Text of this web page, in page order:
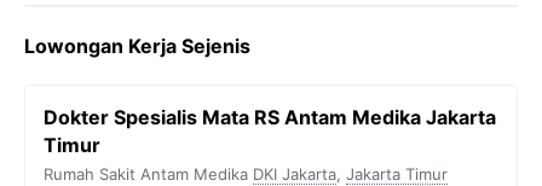
e
o
t
e
e
r
a
t
A
p
y
n
Lowongan Kerja Sejenis
Dokter Spesialis Mata RS Antam Medika Jakarta
Timur
Rumah Sakit Antam Medika DKI Jakarta, Jakarta Timur